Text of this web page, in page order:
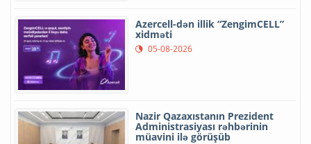
Azercell-dən illik “ZengimCELL”
xidməti
05-08-2026
Nazir Qazaxıstanın Prezident
Administrasiyası rəhbərinin
müavini ilə görüşüb